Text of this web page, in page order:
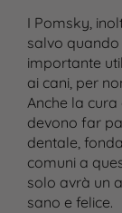
I Pomsky,
salvo
importante
ai cani, per
Anche la cura
devono far
dentale,
comuni a
solo avrà un
sano e felice​.